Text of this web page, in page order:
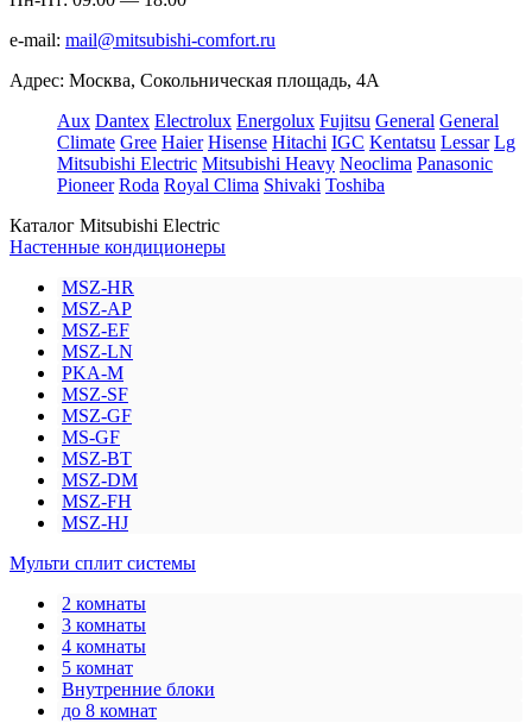
e-mail: mail@mitsubishi-comfort.ru
Адрес: Москва, Сокольническая площадь, 4А
Aux Dantex Electrolux Energolux Fujitsu General General
Climate Gree Haier Hisense Hitachi IGC Kentatsu Lessar Lg
Mitsubishi Electric Mitsubishi Heavy Neoclima Panasonic
Pioneer Roda Royal Clima Shivaki Toshiba
Каталог Mitsubishi Electric
Настенные кондиционеры
MSZ-HR
MSZ-AP
MSZ-EF
MSZ-LN
PKA-M
MSZ-SF
MSZ-GF
MS-GF
MSZ-BT
MSZ-DM
MSZ-FH
MSZ-HJ
Мульти сплит системы
2 комнаты
3 комнаты
4 комнаты
5 комнат
Внутренние блоки
до 8 комнат